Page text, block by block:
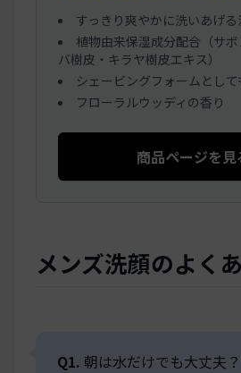
すっきり爽やかに洗いあげ
植物由来保湿成分配合（サ
バ樹皮・キラヤ樹皮エキス）
シェービングフォームとし
フローラルウッディの香り
商品ページを見
メンズ洗顔のよく
Q1. 朝は水だけでも大丈夫？